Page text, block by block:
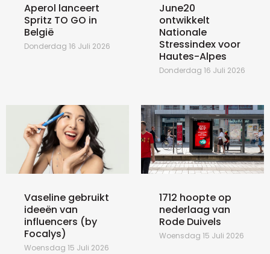
Aperol lanceert
Spritz TO GO in
België
Donderdag 16 Juli 2026
June20
ontwikkelt
Nationale
Stressindex voor
Hautes-Alpes
Donderdag 16 Juli 2026
Vaseline gebruikt
ideeën van
influencers (by
Focalys)
Woensdag 15 Juli 2026
1712 hoopte op
nederlaag van
Rode Duivels
Woensdag 15 Juli 2026